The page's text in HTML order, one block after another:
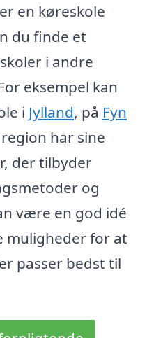
en køreskole
du finde et
i andre
eksempel kan
i Jylland, på Fyn
har sine
der tilbyder
og
være en god idé
muligheder for at
passer bedst til